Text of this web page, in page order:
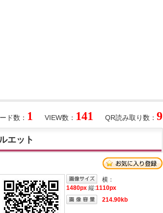
QR読み取り数： 9
VIEW数： 141
ド数： 1
エット
横：
1480px 縦:1110px
214.90kb